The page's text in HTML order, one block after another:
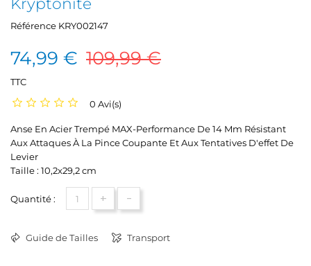
Kryptonite
Référence KRY002147
74,99 € 109,99 €
TTC
0 Avi(s)
Anse En Acier Trempé MAX-Performance De 14 Mm Résistant
Aux Attaques À La Pince Coupante Et Aux Tentatives D'effet De
Levier
Taille : 10,2x29,2 cm
Quantité : + -
Guide de Tailles Transport